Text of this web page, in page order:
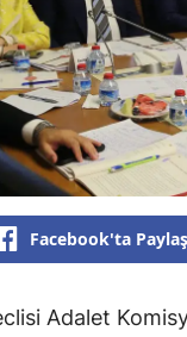
Facebook'ta Paylaş
Adalet